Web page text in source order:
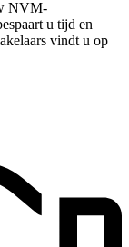
NVM-
u tijd en
vindt u op